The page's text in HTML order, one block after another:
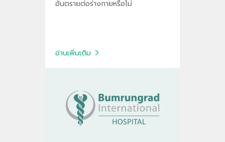
อันตรายต่อร่างกายหรือไม่
อ่านเพิ่มเติม